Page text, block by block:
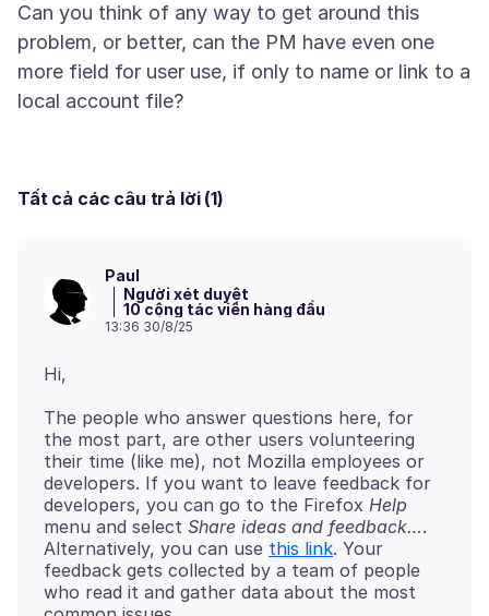
Can you think of any way to get around this
problem, or better, can the PM have even one
more field for user use, if only to name or link to a
Tất cả các câu trả lời (1)
Paul
Người xét duyệt
10 cộng tác viên hàng đầu
13:36 30/8/25
The people who answer questions here, for
the most part, are other users volunteering
their time (like me), not Mozilla employees or
developers. If you want to leave feedback for
developers, you can go to the Firefox Help
menu and select Share ideas and feedback….
Alternatively, you can use this link. Your
feedback gets collected by a team of people
who read it and gather data about the most